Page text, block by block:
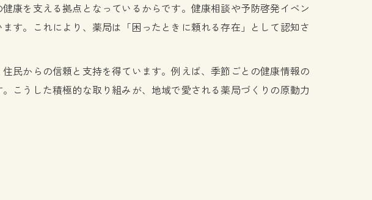
康を支える拠点となっているからです。健康相談や予防啓発イベン
す。これにより、薬局は「困ったときに頼れる存在」として認知さ
民からの信頼と支持を得ています。例えば、季節ごとの健康情報の
こうした積極的な取り組みが、地域で愛される薬局づくりの原動力